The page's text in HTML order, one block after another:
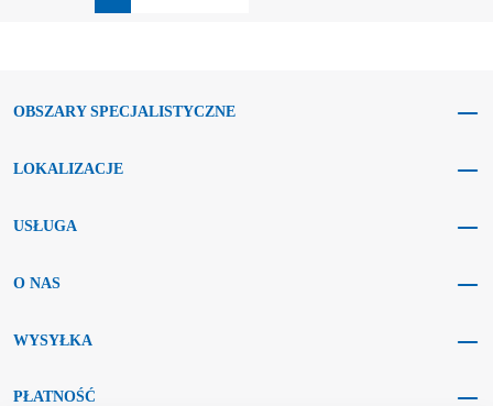
OBSZARY SPECJALISTYCZNE
LOKALIZACJE
USŁUGA
O NAS
WYSYŁKA
PŁATNOŚĆ